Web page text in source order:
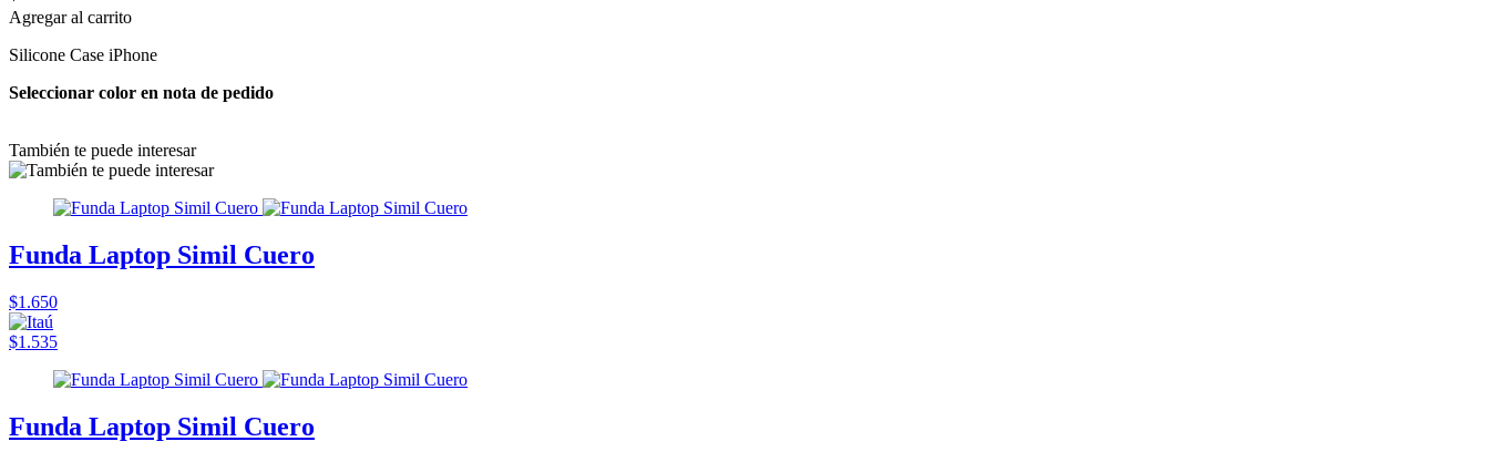
Agregar al carrito
Silicone Case iPhone
Seleccionar color en nota de pedido
También te puede interesar
Funda Laptop Simil Cuero
$1.650
$1.535
Funda Laptop Simil Cuero